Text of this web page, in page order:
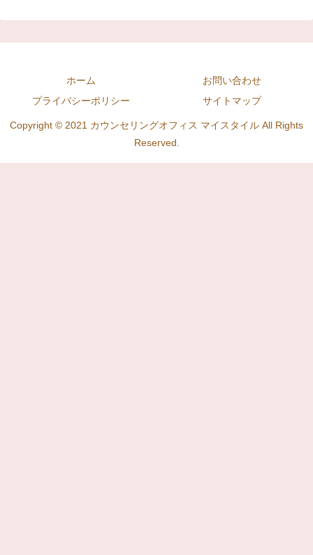
ホーム
お問い合わせ
プライバシーポリシー
サイトマップ
Copyright © 2021 カウンセリングオフィス マイスタイル All Rights
Reserved.